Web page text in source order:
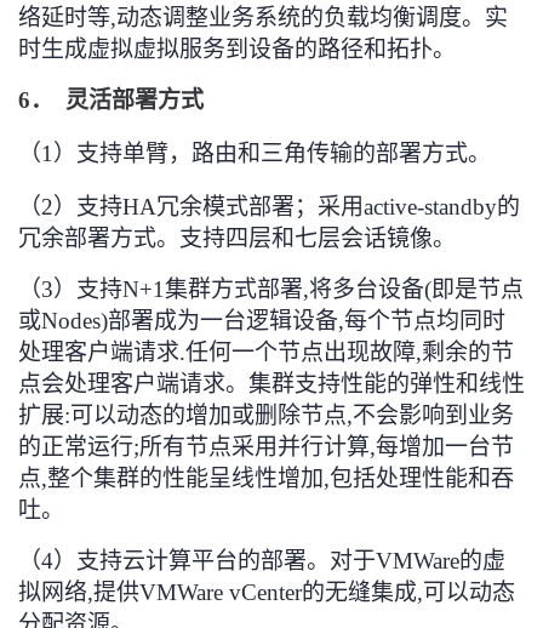
络延时等,动态调整业务系统的负载均衡调度。实
时生成虚拟虚拟服务到设备的路径和拓扑。
6．
灵活部署方式
（1） 支持单臂，路由和三角传输的部署方式。
（2） 支持HA冗余模式部署；采用active-standby的
冗余部署方式。支持四层和七层会话镜像。
（3） 支持N+1集群方式部署,将多台设备(即是节点
或Nodes)部署成为一台逻辑设备,每个节点均同时
处理客户端请求.任何一个节点出现故障,剩余的节
点会处理客户端请求。集群支持性能的弹性和线性
扩展:可以动态的增加或删除节点,不会影响到业务
的正常运行;所有节点采用并行计算,每增加一台节
点,整个集群的性能呈线性增加,包括处理性能和吞
吐。
（4） 支持云计算平台的部署。对于VMWare的虚
拟网络,提供VMWare vCenter的无缝集成,可以动态